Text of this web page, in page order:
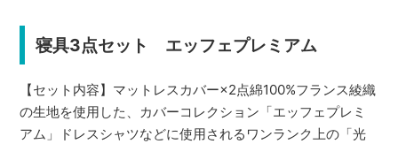
寝具3点セット エッフェプレミアム
【セット内容】マットレスカバー×2点綿100%フランス綾織
の生地を使用した、カバーコレクション「エッフェプレミ
アム」ドレスシャツなどに使用されるワンランク上の「光